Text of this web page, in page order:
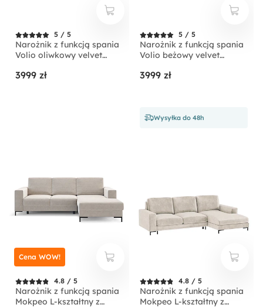
5 / 5
Narożnik z funkcją spania
Volio oliwkowy velvet
3999 zł
5 / 5
Narożnik z funkcją spania
Volio beżowy velvet
3999 zł
Wysyłka do 48h
4.8 / 5
Narożnik z funkcją spania
Mokpeo L-kształtny z
Cena WOW!
4.8 / 5
Narożnik z funkcją spania
Mokpeo L-kształtny z